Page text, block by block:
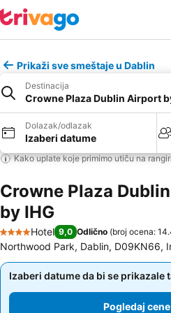
Prikaži sve smeštaje u Dablin
Destinacija
Crowne Plaza Dublin Airport
Dolazak/odlazak
Izaberi datume
Kako uplate koje primimo utiču na
Crowne Plaza
by IHG
4 Zvezdice
Hotel 9,0 Odlično (broj ocena:
Northwood Park, Dablin, D09KN66,
Izaberi datume da bi se prikazale
Pogledaj
Izaberi datume da bi se prikazale
Pogledaj cene